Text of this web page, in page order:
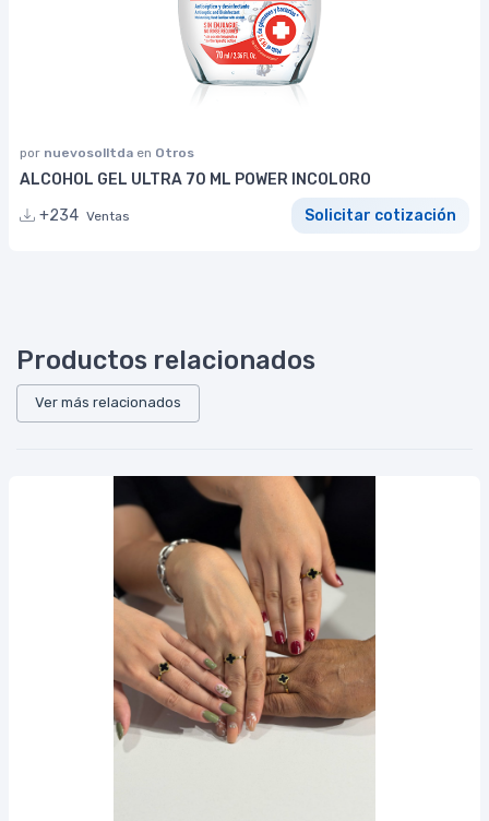
por nuevosolltda en Otros
ALCOHOL GEL ULTRA 70 ML POWER INCOLORO
+234 Ventas Solicitar cotización
Productos relacionados
Ver más relacionados